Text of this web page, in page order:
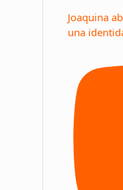
Joaquina
una